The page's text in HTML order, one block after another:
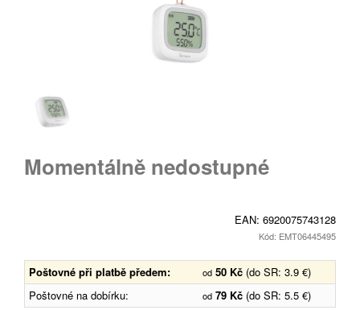
Momentálně nedostupné
EAN: 6920075743128
Kód: EMT06445495
Poštovné při platbě předem: od 50 Kč (do SR: 3.9 €)
Poštovné na dobírku:
od 79 Kč (do SR: 5.5 €)